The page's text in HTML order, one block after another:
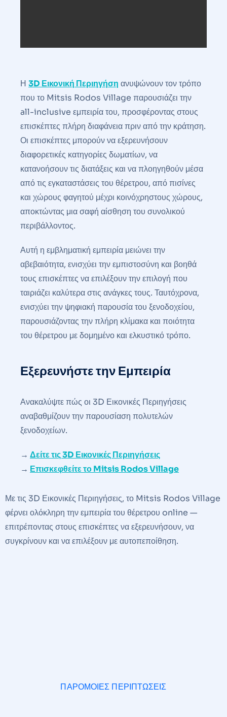
Η 3D Εικονική Περιηγήση ανυψώνουν τον τρόπο
που το Mitsis Rodos Village παρουσιάζει την
all-inclusive εμπειρία του, προσφέροντας στους
επισκέπτες πλήρη διαφάνεια πριν από την κράτηση.
Οι επισκέπτες μπορούν να εξερευνήσουν
διαφορετικές κατηγορίες δωματίων, να
κατανοήσουν τις διατάξεις και να πλοηγηθούν μέσα
από τις εγκαταστάσεις του θέρετρου, από πισίνες
και χώρους φαγητού μέχρι κοινόχρηστους χώρους,
αποκτώντας μια σαφή αίσθηση του συνολικού
περιβάλλοντος.
Αυτή η εμβληματική εμπειρία μειώνει την
αβεβαιότητα, ενισχύει την εμπιστοσύνη και βοηθά
τους επισκέπτες να επιλέξουν την επιλογή που
ταιριάζει καλύτερα στις ανάγκες τους. Ταυτόχρονα,
ενισχύει την ψηφιακή παρουσία του ξενοδοχείου,
παρουσιάζοντας την πλήρη κλίμακα και ποιότητα
του θέρετρου με δομημένο και ελκυστικό τρόπο.
Εξερευνήστε την Εμπειρία
Ανακαλύψτε πώς οι 3D Εικονικές Περιηγήσεις
αναβαθμίζουν την παρουσίαση πολυτελών
ξενοδοχείων.
→ Δείτε τις 3D Εικονικές Περιηγήσεις
→ Επισκεφθείτε το Mitsis Rodos Village
Με τις 3D Εικονικές Περιηγήσεις, το Mitsis Rodos Village
φέρνει ολόκληρη την εμπειρία του θέρετρου online —
επιτρέποντας στους επισκέπτες να εξερευνήσουν, να
συγκρίνουν και να επιλέξουν με αυτοπεποίθηση.
ΠΑΡΌΜΟΙΕΣ ΠΕΡΙΠΤΏΣΕΙΣ